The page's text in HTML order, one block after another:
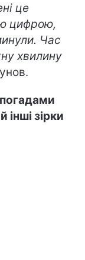
це
цифрою,
Час
хвилину
інші зірки